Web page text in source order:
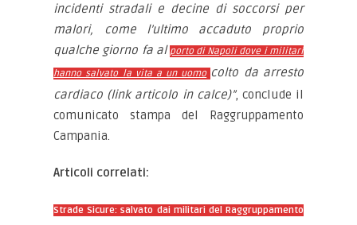
incidenti stradali e decine di soccorsi per
malori, come l’ultimo accaduto proprio
qualche giorno fa al porto di Napoli dove i militari
hanno salvato la vita a un uomo colto da arresto
cardiaco (link articolo in calce)”, conclude il
comunicato stampa del Raggruppamento
Campania.
Articoli correlati:
Strade Sicure: salvato dai militari del Raggruppamento